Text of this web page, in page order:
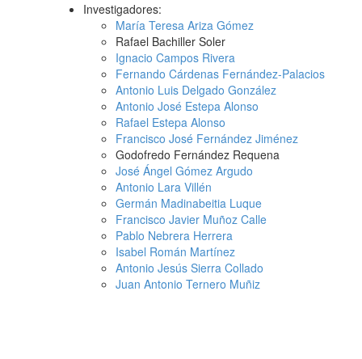
Investigadores:
María Teresa Ariza Gómez
Rafael Bachiller Soler
Ignacio Campos Rivera
Fernando Cárdenas Fernández-Palacios
Antonio Luis Delgado González
Antonio José Estepa Alonso
Rafael Estepa Alonso
Francisco José Fernández Jiménez
Godofredo Fernández Requena
José Ángel Gómez Argudo
Antonio Lara Villén
Germán Madinabeitia Luque
Francisco Javier Muñoz Calle
Pablo Nebrera Herrera
Isabel Román Martínez
Antonio Jesús Sierra Collado
Juan Antonio Ternero Muñiz